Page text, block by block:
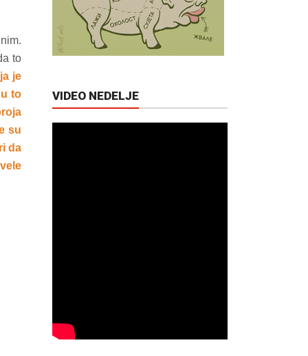
to
je
to
su
da
VIDEO NEDELJE